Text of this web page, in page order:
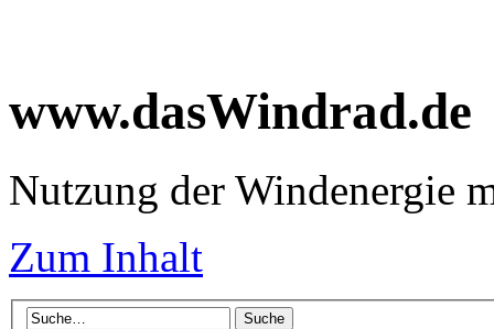
www.dasWindrad.de
Nutzung der Windenergie
Zum Inhalt